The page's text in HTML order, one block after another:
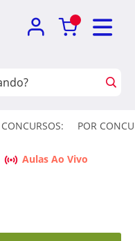
POR
Aulas Ao Vivo